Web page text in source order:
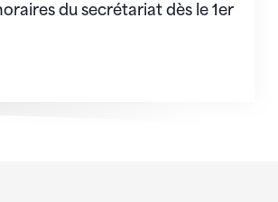
du secrétariat dès le 1er